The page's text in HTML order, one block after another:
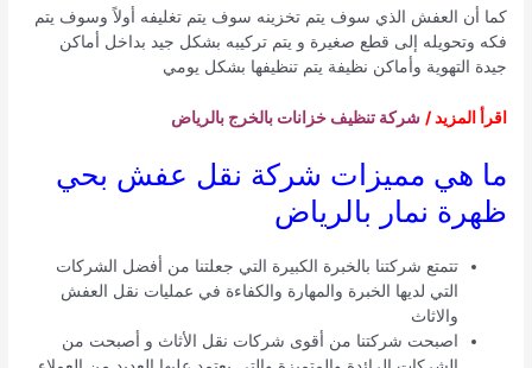
كما أن العفش الذي سوف يتم تخزينه سوف يتم تغليفه أولاً وسوف يتم
فكه وتحويله إلى قطع صغيرة و يتم تركيبه بشكل جيد بداخل أماكن
جيدة التهوية وأماكن نظيفة يتم تنظيفها بشكل يومي
اقرأ المزيد / شركة تنظيف خزانات بالخرج بالرياض
ما هي مميزات شركة نقل عفش بحي
ظهرة نمار بالرياض
تتمتع شركتنا بالخبرة الكبيرة التي جعلتنا من أفضل الشركات
التي لديها الخبرة والمهارة والكفاءة في عمليات نقل العفش
والاثاث
اصبحت شركتنا من أقوى شركات نقل الأثاث و أصبحت من